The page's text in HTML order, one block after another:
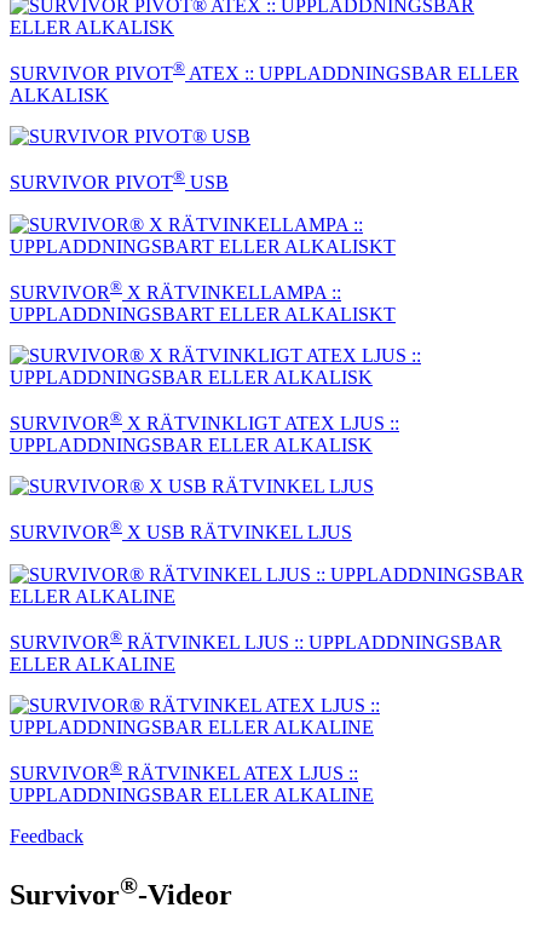
SURVIVOR PIVOT® ATEX :: UPPLADDNINGSBAR ELLER
ALKALISK
SURVIVOR PIVOT® USB
SURVIVOR® X RÄTVINKELLAMPA ::
UPPLADDNINGSBART ELLER ALKALISKT
SURVIVOR® X RÄTVINKLIGT ATEX LJUS ::
UPPLADDNINGSBAR ELLER ALKALISK
SURVIVOR® X USB RÄTVINKEL LJUS
SURVIVOR® RÄTVINKEL LJUS :: UPPLADDNINGSBAR
ELLER ALKALINE
SURVIVOR® RÄTVINKEL ATEX LJUS ::
UPPLADDNINGSBAR ELLER ALKALINE
Feedback
Survivor®-Videor